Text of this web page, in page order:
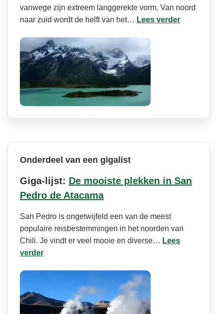
vanwege zijn extreem langgerekte vorm. Van noord
naar zuid wordt de helft van het… Lees verder
Onderdeel van een gigalist
Giga-lijst: De mooiste plekken in San
Pedro de Atacama
San Pedro is ongetwijfeld een van de meest
populaire reisbestemmingen in het noorden van
Chili. Je vindt er veel mooie en diverse… Lees
verder